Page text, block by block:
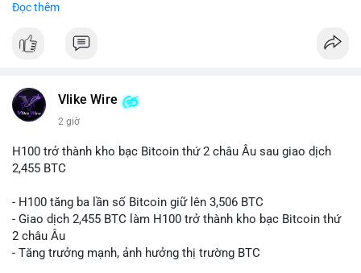
📰 Nguồn: CoinDesk
Đọc thêm
Vlike Wire
2 giờ
H100 trở thành kho bạc Bitcoin thứ 2 châu Âu sau giao dịch
2,455 BTC
- H100 tăng ba lần số Bitcoin giữ lên 3,506 BTC
- Giao dịch 2,455 BTC làm H100 trở thành kho bạc Bitcoin thứ
2 châu Âu
- Tăng trưởng mạnh, ảnh hưởng thị trường BTC